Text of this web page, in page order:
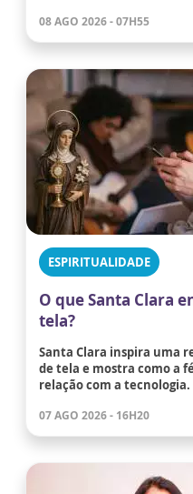
08 AGO 2026 - 07H55
ESPIRITUALIDADE
O que Santa Clara
tela?
Santa Clara inspira uma
de tela e mostra como a
relação com a tecnologia.
07 AGO 2026 - 16H20